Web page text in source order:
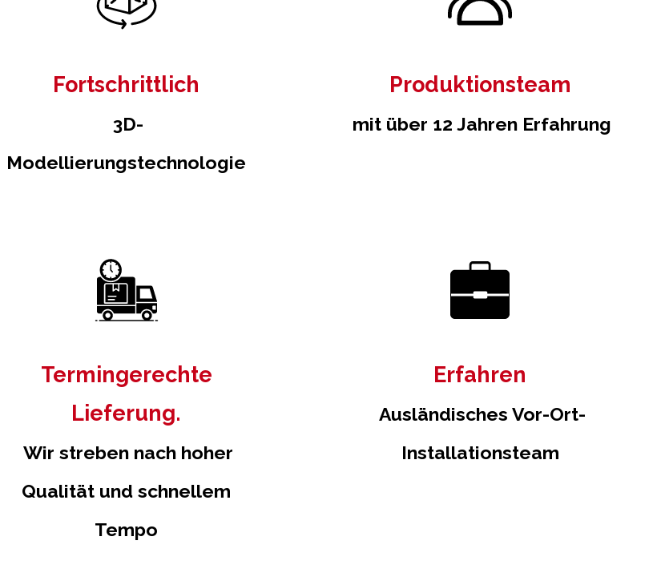
Fortschrittlich
3D-
Modellierungstechnologie
Produktionsteam
mit über 12 Jahren Erfahrung
Termingerechte
Lieferung.
Wir streben nach hoher
Qualität und schnellem
Tempo
Erfahren
Ausländisches Vor-Ort-
Installationsteam